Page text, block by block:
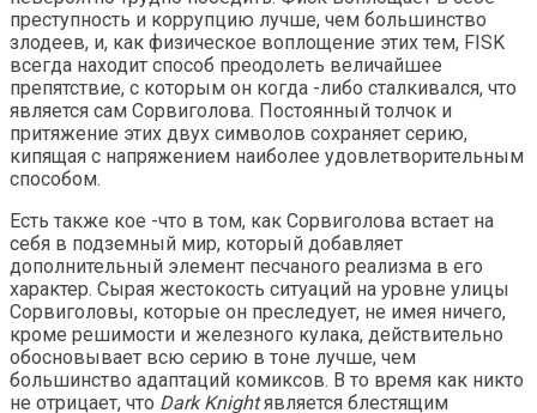
преступность и коррупцию лучше, чем большинство
злодеев, и, как физическое воплощение этих тем, FISK
всегда находит способ преодолеть величайшее
препятствие, с которым он когда -либо сталкивался, что
является сам Сорвиголова. Постоянный толчок и
притяжение этих двух символов сохраняет серию,
кипящая с напряжением наиболее удовлетворительным
способом.
Есть также кое -что в том, как Сорвиголова встает на
себя в подземный мир, который добавляет
дополнительный элемент песчаного реализма в его
характер. Сырая жестокость ситуаций на уровне улицы
Сорвиголовы, которые он преследует, не имея ничего,
кроме решимости и железного кулака, действительно
обосновывает всю серию в тоне лучше, чем
большинство адаптаций комиксов. В то время как никто
не отрицает, что Dark Knightявляется блестящим